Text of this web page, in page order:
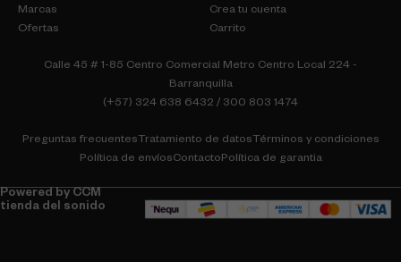
Marcas
Ofertas
Crea tu cuenta
Carrito
Calle 45 # 1-85 Centro Comercial Metro Centro Local 224 -
Barranquilla
(+57) 324 638 6432 / 300 803 1474
Preguntas frecuentes Tratamiento de datos Términos y condiciones
Política de envíosContactoPolítica de garantia
Powered by CCM
tienda del sonido